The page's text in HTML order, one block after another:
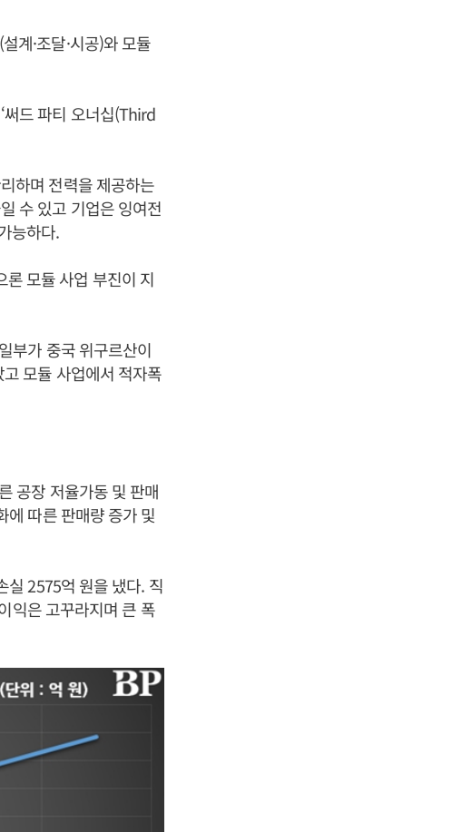
계·조달·시공)와 모듈
써드 파티 오너십(Third
하며 전력을 제공하는
수 있고 기업은 잉여전
능하다.
모듈 사업 부진이 지
부가 중국 위구르산이
모듈 사업에서 적자폭
공장 저율가동 및 판매
에 따른 판매량 증가 및
실 2575억 원을 냈다. 직
익은 고꾸라지며 큰 폭